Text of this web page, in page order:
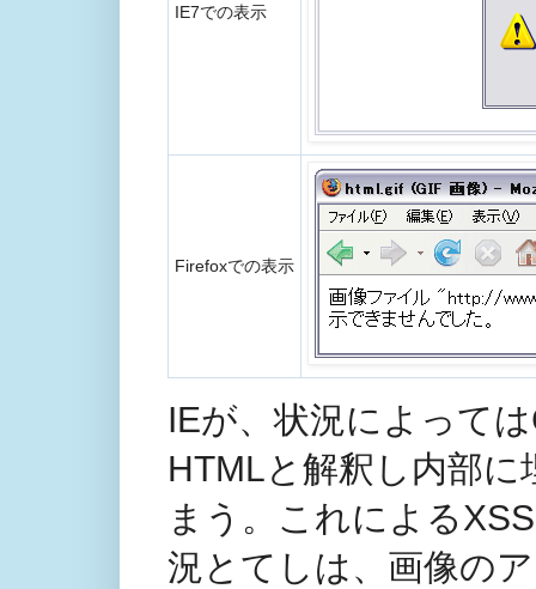
IE7での表示
Firefoxでの表示
IEが、状況によって
HTMLと解釈し内部
まう。これによる
況とてしは、画像の